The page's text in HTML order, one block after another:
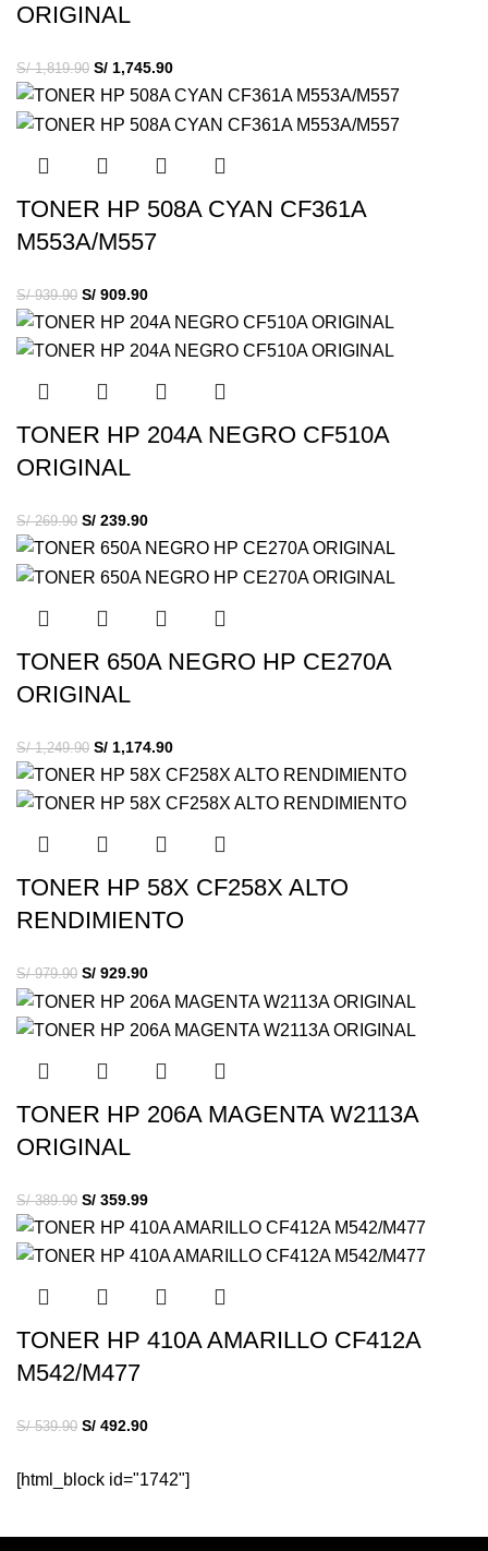
ORIGINAL
S/1,819.90 S/ 1,745.90
TONER HP 508A CYAN CF361A
M553A/M557
S/939.90 S/ 909.90
TONER HP 204A NEGRO CF510A
ORIGINAL
S/269.90 S/ 239.90
TONER 650A NEGRO HP CE270A
ORIGINAL
S/1,249.90 S/ 1,174.90
TONER HP 58X CF258X ALTO
RENDIMIENTO
S/979.90 S/ 929.90
TONER HP 206A MAGENTA W2113A
ORIGINAL
S/389.90 S/ 359.99
TONER HP 410A AMARILLO CF412A
M542/M477
S/539.90 S/ 492.90
[html_block id="1742"]